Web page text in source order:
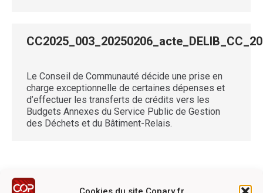
Le Conseil de Communauté décide une prise en
charge exceptionnelle de certaines dépenses et
d’effectuer les transferts de crédits vers les
Budgets Annexes du Service Public de Gestion
des Déchets et du Bâtiment-Relais.